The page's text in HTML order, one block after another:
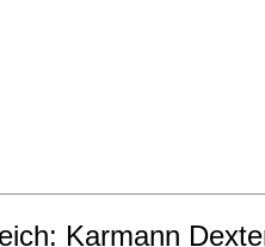
Karmann